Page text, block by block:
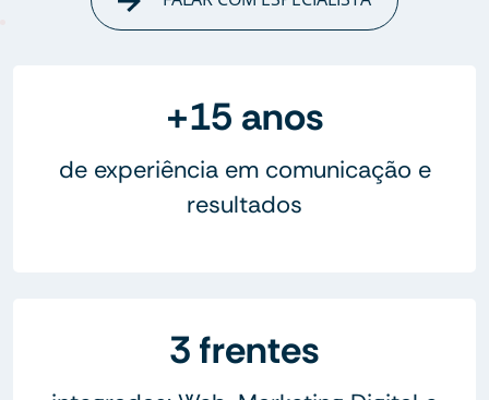
+15 anos
de experiência em comunicação e
resultados
3 frentes